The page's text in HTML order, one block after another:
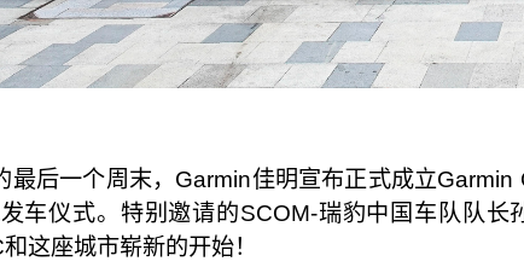
最后一个周末，Garmin佳明宣布正式成立
车仪式。特别邀请的SCOM-瑞豹中国车队队
这座城市崭新的开始！